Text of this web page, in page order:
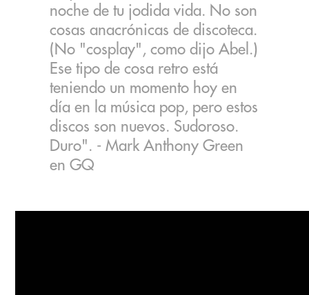
noche de tu jodida vida. No son
cosas anacrónicas de discoteca.
(No "cosplay", como dijo Abel.)
Ese tipo de cosa retro está
teniendo un momento hoy en
día en la música pop, pero estos
discos son nuevos. Sudoroso.
Duro". - Mark Anthony Green
en GQ